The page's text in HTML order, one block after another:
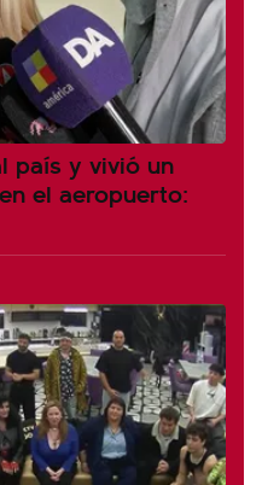
país y vivió un
el aeropuerto: